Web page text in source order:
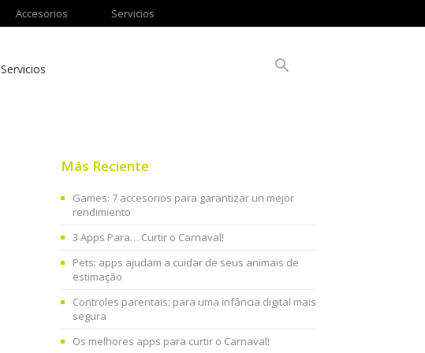
Accesorios Servicios
Servicios
Más Reciente
Games: 7 accesorios para garantizar un mejor
rendimiento
3 Apps Para… Curtir o Carnaval!
Pets: apps ajudam a cuidar de seus animais de
estimação
Controles parentais: para uma infância digital mais
segura
Os melhores apps para curtir o Carnaval!